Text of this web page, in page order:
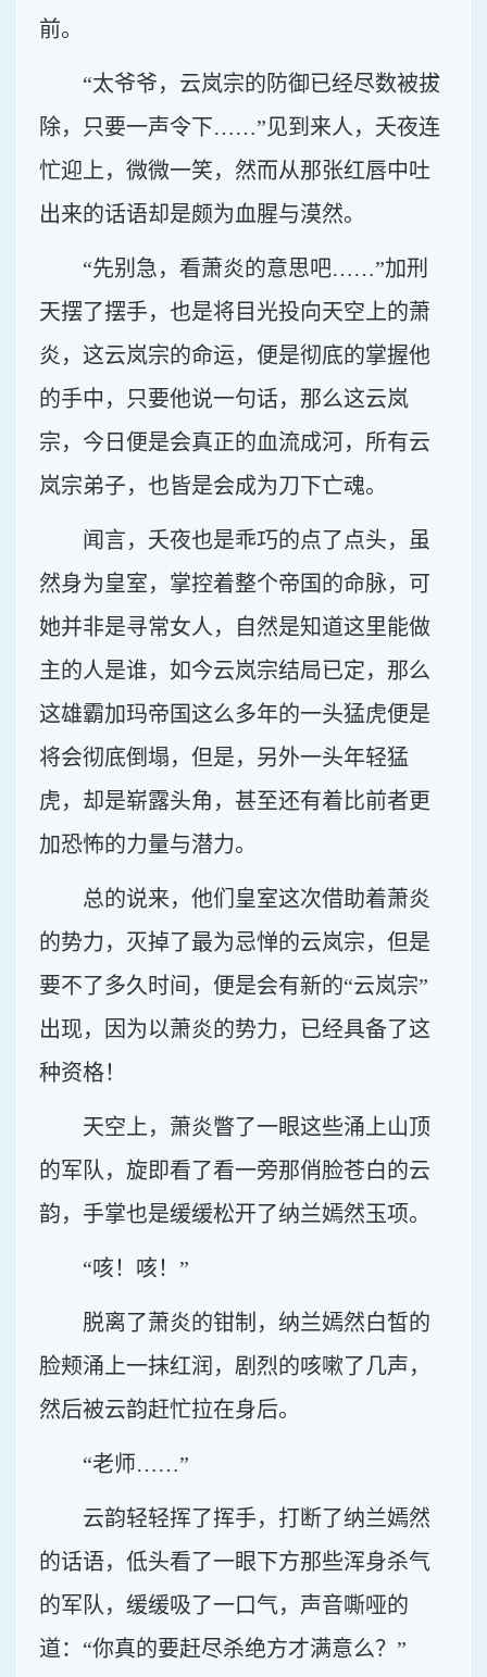
前。
“太爷爷，云岚宗的防御已经尽数被拔
除，只要一声令下……”见到来人，夭夜连
忙迎上，微微一笑，然而从那张红唇中吐
出来的话语却是颇为血腥与漠然。
“先别急，看萧炎的意思吧……”加刑
天摆了摆手，也是将目光投向天空上的萧
炎，这云岚宗的命运，便是彻底的掌握他
的手中，只要他说一句话，那么这云岚
宗，今日便是会真正的血流成河，所有云
岚宗弟子，也皆是会成为刀下亡魂。
闻言，夭夜也是乖巧的点了点头，虽
然身为皇室，掌控着整个帝国的命脉，可
她并非是寻常女人，自然是知道这里能做
主的人是谁，如今云岚宗结局已定，那么
这雄霸加玛帝国这么多年的一头猛虎便是
将会彻底倒塌，但是，另外一头年轻猛
虎，却是崭露头角，甚至还有着比前者更
加恐怖的力量与潜力。
总的说来，他们皇室这次借助着萧炎
的势力，灭掉了最为忌惮的云岚宗，但是
要不了多久时间，便是会有新的“云岚宗”
出现，因为以萧炎的势力，已经具备了这
种资格！
天空上，萧炎瞥了一眼这些涌上山顶
的军队，旋即看了看一旁那俏脸苍白的云
韵，手掌也是缓缓松开了纳兰嫣然玉项。
“咳！咳！”
脱离了萧炎的钳制，纳兰嫣然白皙的
脸颊涌上一抹红润，剧烈的咳嗽了几声，
然后被云韵赶忙拉在身后。
“老师……”
云韵轻轻挥了挥手，打断了纳兰嫣然
的话语，低头看了一眼下方那些浑身杀气
的军队，缓缓吸了一口气，声音嘶哑的
道：“你真的要赶尽杀绝方才满意么？”